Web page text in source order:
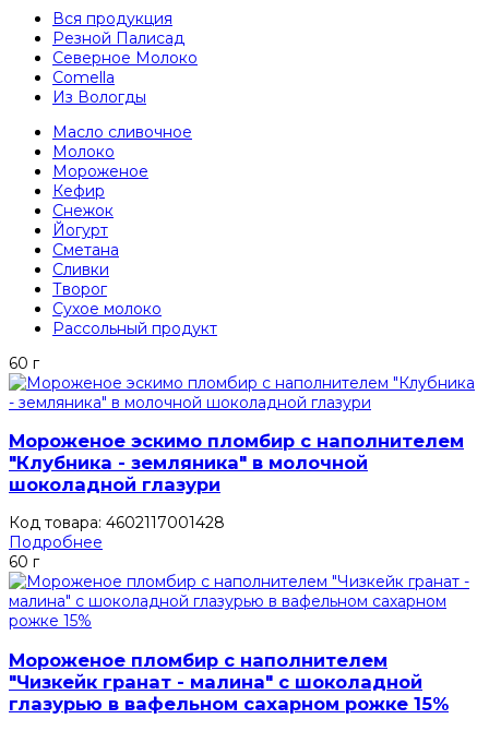
Вся продукция
Резной Палисад
Северное Молоко
Comеlla
Из Вологды
Масло сливочное
Молоко
Мороженое
Кефир
Снежок
Йогурт
Сметана
Сливки
Творог
Сухое молоко
Рассольный продукт
60 г
Мороженое эскимо пломбир с наполнителем
"Клубника - земляника" в молочной
шоколадной глазури
Код товара: 4602117001428
Подробнее
60 г
Мороженое пломбир с наполнителем
"Чизкейк гранат - малина" с шоколадной
глазурью в вафельном сахарном рожке 15%